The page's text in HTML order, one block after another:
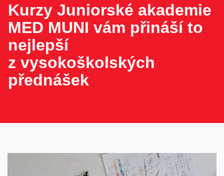
Kurzy Juniorské akademie
MED MUNI vám přináší to
nejlepší
z vysokoškolských
přednášek